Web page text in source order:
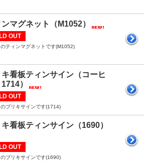
マグネット（M1052）
OUT
のティンマグネットです(M1052)
キ看板ティンサイン（コーヒ
）
OUT
のブリキサインです(1714)
看板ティンサイン（1690）
OUT
のブリキサインです(1690)